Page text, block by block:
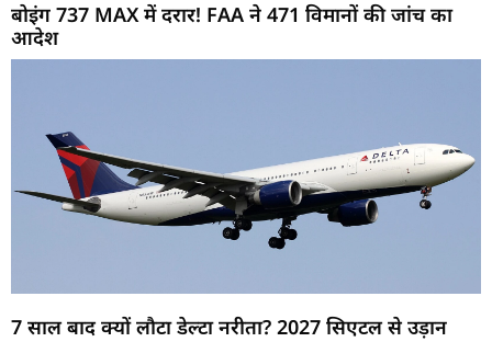
बोइंग 737 MAX में दरार! FAA ने 471 विमानों की जांच का
आदेश
7 साल बाद क्यों लौटा डेल्टा नरीता? 2027 सिएटल से उड़ान